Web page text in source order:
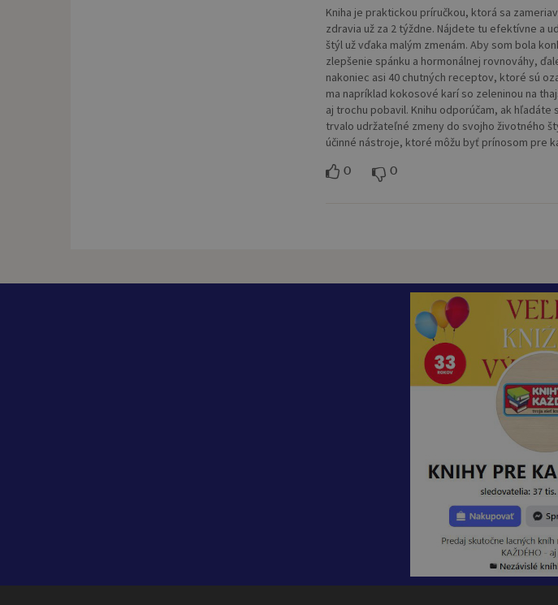
Kniha je praktickou príručkou, ktorá sa
zdravia už za 2 týždne. Nájdete tu efektívne a
štýl už vďaka malým zmenám. Aby som bola
zlepšenie spánku a hormonálnej rovnováhy,
nakoniec asi 40 chutných receptov, ktoré sú
ma napríklad kokosové karí so zeleninou na
aj trochu pobavil. Knihu odporúčam, ak
trvalo udržateľné zmeny do svojho životného
účinné nástroje, ktoré môžu byť prínosom pre
0 0